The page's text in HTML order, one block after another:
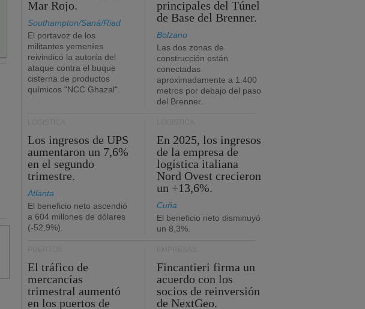
Mar Rojo.
Southampton/Saná/Riad
El portavoz de los
militantes yemeníes
reivindicó la autoría del
ataque contra el buque
cisterna de productos
químicos "NCC Ghazal".
principales del Túnel
de Base del Brenner.
Bolzano
Las dos zonas de
construcción están
conectadas
aproximadamente a 1.400
metros por debajo del paso
del Brenner.
Los ingresos de UPS
aumentaron un 7,6%
en el segundo
trimestre.
Atlanta
El beneficio neto ascendió
a 604 millones de dólares
(-52,9%).
En 2025, los ingresos
de la empresa de
logística italiana
Nord Ovest crecieron
un +13,6%.
Cuña
El beneficio neto disminuyó
un 8,3%.
El tráfico de
mercancías
trimestral aumentó
en los puertos de
Fincantieri firma un
acuerdo con los
socios de reinversión
de NextGeo.